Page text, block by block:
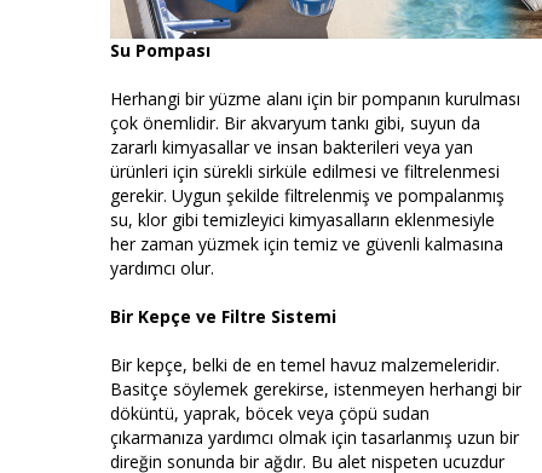
Su Pompası
Herhangi bir yüzme alanı için bir pompanın kurulması
çok önemlidir. Bir akvaryum tankı gibi, suyun da
zararlı kimyasallar ve insan bakterileri veya yan
ürünleri için sürekli sirküle edilmesi ve filtrelenmesi
gerekir. Uygun şekilde filtrelenmiş ve pompalanmış
su, klor gibi temizleyici kimyasalların eklenmesiyle
her zaman yüzmek için temiz ve güvenli kalmasına
yardımcı olur.
Bir Kepçe ve Filtre Sistemi
Bir kepçe, belki de en temel havuz malzemeleridir.
Basitçe söylemek gerekirse, istenmeyen herhangi bir
döküntü, yaprak, böcek veya çöpü sudan
çıkarmanıza yardımcı olmak için tasarlanmış uzun bir
direğin sonunda bir ağdır. Bu alet nispeten ucuzdur